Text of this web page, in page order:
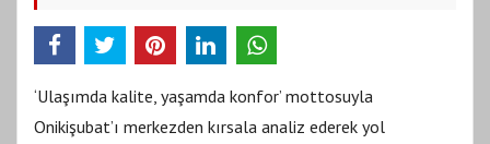
‘Ulaşımda kalite, yaşamda konfor’ mottosuyla
Onikişubat’ı merkezden kırsala analiz ederek yol